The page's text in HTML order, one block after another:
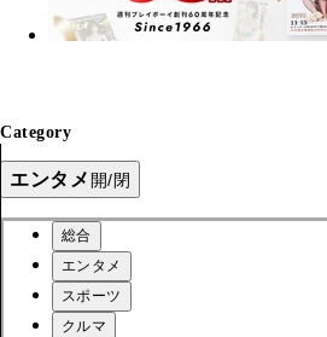
Category
エンタメ 開/閉
総合
エンタメ
スポーツ
クルマ